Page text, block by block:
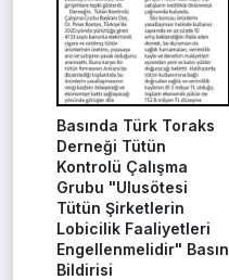
Basında Türk Toraks
Derneği Tütün
Kontrolü Çalışma
Grubu "Ulusötesi
Tütün Şirketlerin
Lobicilik Faaliyetleri
Engellenmelidir" Basın
Bildirisi